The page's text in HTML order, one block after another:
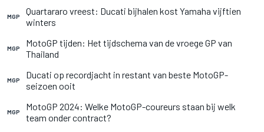
MGP
Quartararo vreest: Ducati bijhalen kost Yamaha vijftien
winters
MGP
MotoGP tijden: Het tijdschema van de vroege GP van
Thailand
MGP
Ducati op recordjacht in restant van beste MotoGP-
seizoen ooit
MGP
MotoGP 2024: Welke MotoGP-coureurs staan bij welk
team onder contract?